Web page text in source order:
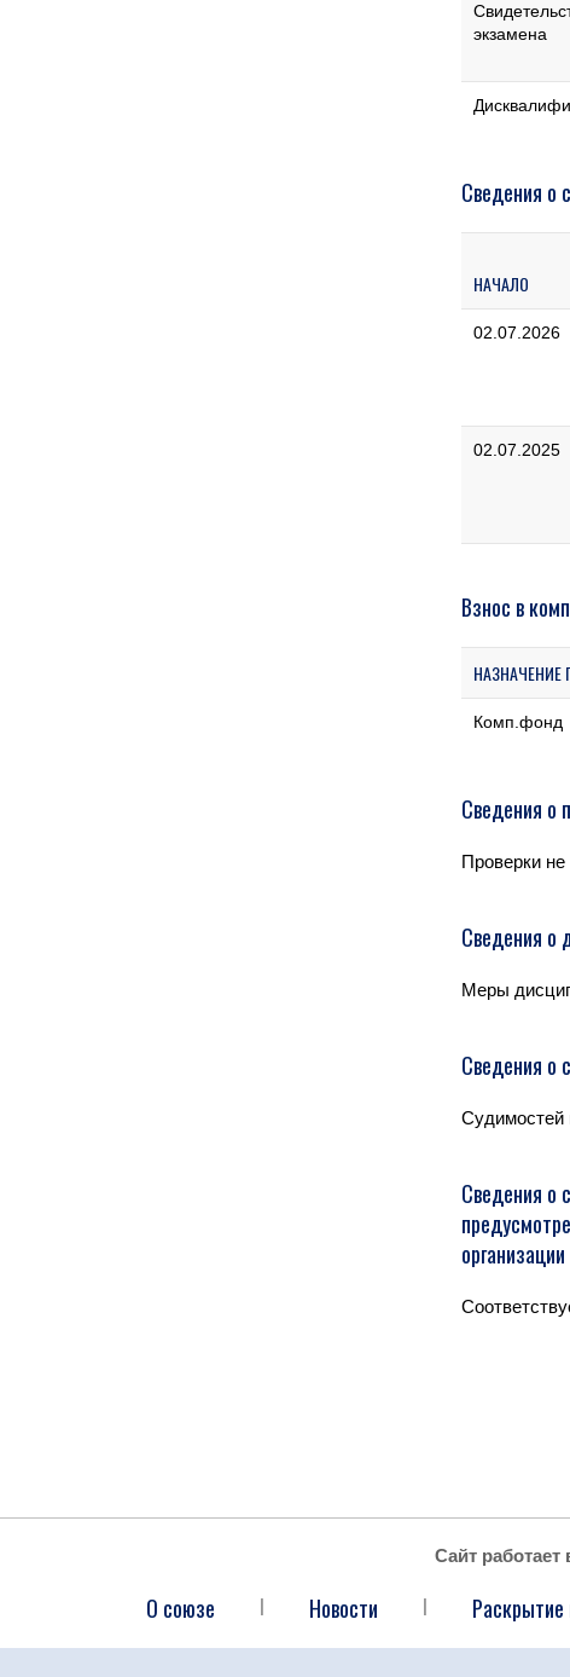
экзамена
Сведения о
НАЧАЛО
02.07.2026
02.07.2025
Взнос в
НАЗНАЧЕНИЕ
Комп.фонд
Сведения о
Проверки
Сведения о
Меры
Сведения о
Судимостей
Сведения о
организации
Сайт
О союзе | Новости |